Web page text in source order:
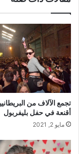
تجمع الآلاف من
أقنعة في حفل بليفربول
مايو 2, 2021